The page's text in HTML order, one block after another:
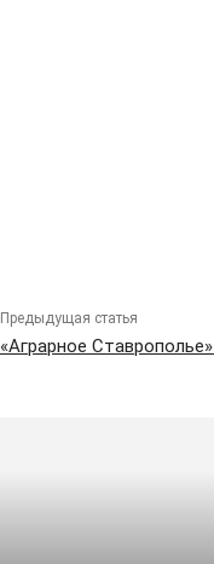
Предыдущая статья
«Аграрное